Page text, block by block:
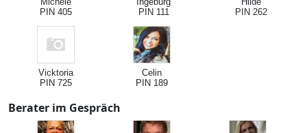
PIN 405
PIN 111
PIN 262
Vicktoria
PIN 725
Celin
PIN 189
Berater im Gespräch